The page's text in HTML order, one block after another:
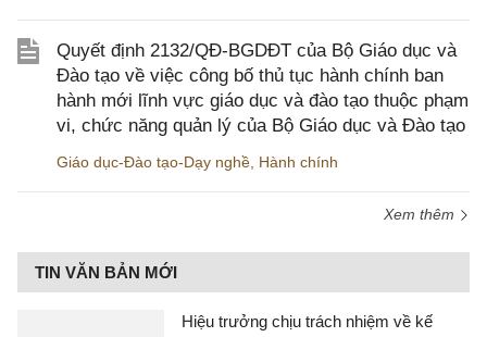
Quyết định 2132/QĐ-BGDĐT của Bộ Giáo dục và
Đào tạo về việc công bố thủ tục hành chính ban
hành mới lĩnh vực giáo dục và đào tạo thuộc phạm
vi, chức năng quản lý của Bộ Giáo dục và Đào tạo
Giáo dục-Đào tạo-Dạy nghề Hành chính
Xem thêm
TIN VĂN BẢN MỚI
Hiệu trưởng chịu trách nhiệm về kế